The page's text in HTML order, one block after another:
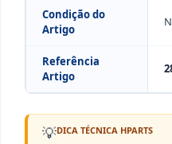
Condição do
Artigo
Referência
Artigo
💡DICA TÉCNICA HPARTS